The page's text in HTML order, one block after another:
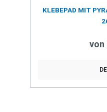
KLEBEPAD MIT
von